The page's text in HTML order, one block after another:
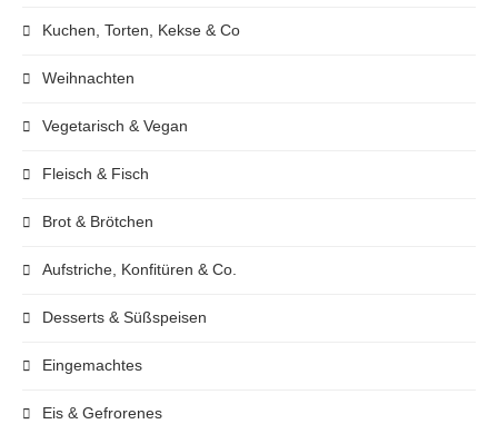
Kuchen, Torten, Kekse & Co
Weihnachten
Vegetarisch & Vegan
Fleisch & Fisch
Brot & Brötchen
Aufstriche, Konfitüren & Co.
Desserts & Süßspeisen
Eingemachtes
Eis & Gefrorenes